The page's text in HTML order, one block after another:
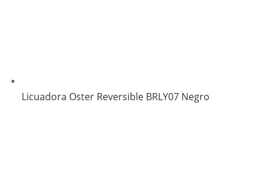
Licuadora Oster Reversible BRLY07 Negro